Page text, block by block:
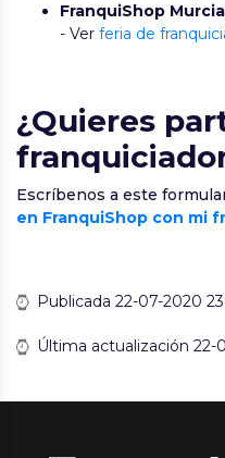
FranquiShop Murcia
- Ver feria de
¿Quieres
Escríbenos a este
en FranquiShop con mi
Publicada 22-07-2020
Última actualización 22-